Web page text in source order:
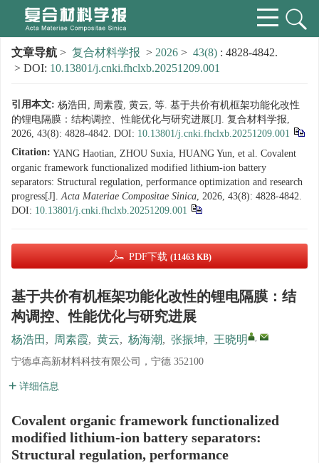
文章导航 > 复合材料学报 > 2026 > 43(8) : 4828-4842.
> DOI: 10.13801/j.cnki.fhclxb.20251209.001
引用本文: 杨浩田, 周素霞, 黄云, 等. 基于共价有机框架功能化改性
的锂电隔膜：结构调控、性能优化与研究进展[J]. 复合材料学报,
2026, 43(8): 4828-4842. DOI: 10.13801/j.cnki.fhclxb.20251209.001
Citation: YANG Haotian, ZHOU Suxia, HUANG Yun, et al. Covalent
organic framework functionalized modified lithium-ion battery
separators: Structural regulation, performance optimization and research
progress[J].Acta Materiae Compositae Sinica, 2026, 43(8): 4828-4842.
DOI: 10.13801/j.cnki.fhclxb.20251209.001
PDF下载 (11463 KB)
基于共价有机框架功能化改性的锂电隔膜：结
构调控、性能优化与研究进展
杨浩田 , 周素霞, 黄云, 杨海潮, 张振坤, 王晓明 ,
宁德卓高新材料科技有限公司，宁德 352100
详细信息
Covalent organic framework functionalized
modified lithium-ion battery separators:
Structural regulation, performance